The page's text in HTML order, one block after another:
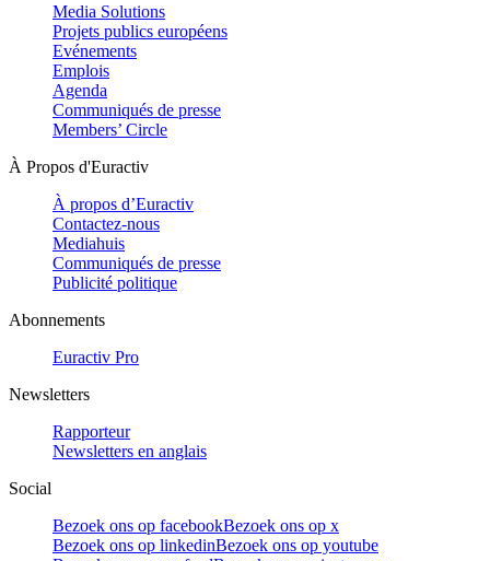
Media Solutions
Projets publics européens
Evénements
Emplois
Agenda
Communiqués de presse
Members’ Circle
À Propos d'Euractiv
À propos d’Euractiv
Contactez-nous
Mediahuis
Communiqués de presse
Publicité politique
Abonnements
Euractiv Pro
Newsletters
Rapporteur
Newsletters en anglais
Social
Bezoek ons op facebookBezoek ons op x
Bezoek ons op linkedinBezoek ons op youtube